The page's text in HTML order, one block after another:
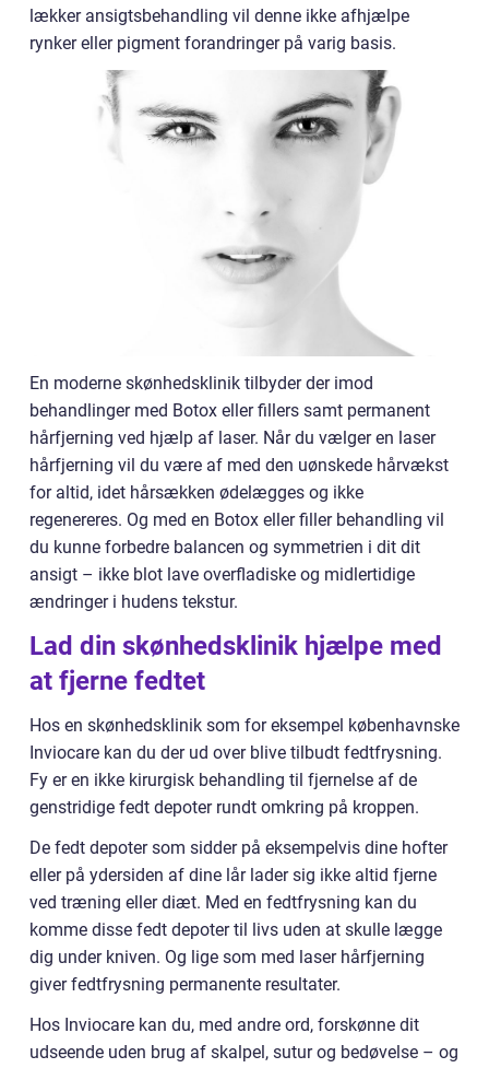
lækker ansigtsbehandling vil denne ikke afhjælpe
rynker eller pigment forandringer på varig basis.
En moderne skønhedsklinik tilbyder der imod
behandlinger med Botox eller fillers samt permanent
hårfjerning ved hjælp af laser. Når du vælger en laser
hårfjerning vil du være af med den uønskede hårvækst
for altid, idet hårsækken ødelægges og ikke
regenereres. Og med en Botox eller filler behandling vil
du kunne forbedre balancen og symmetrien i dit dit
ansigt – ikke blot lave overfladiske og midlertidige
ændringer i hudens tekstur.
Lad din skønhedsklinik hjælpe med
at fjerne fedtet
Hos en skønhedsklinik som for eksempel københavnske
Inviocare kan du der ud over blive tilbudt fedtfrysning.
Fy er en ikke kirurgisk behandling til fjernelse af de
genstridige fedt depoter rundt omkring på kroppen.
De fedt depoter som sidder på eksempelvis dine hofter
eller på ydersiden af dine lår lader sig ikke altid fjerne
ved træning eller diæt. Med en fedtfrysning kan du
komme disse fedt depoter til livs uden at skulle lægge
dig under kniven. Og lige som med laser hårfjerning
giver fedtfrysning permanente resultater.
Hos Inviocare kan du, med andre ord, forskønne dit
udseende uden brug af skalpel, sutur og bedøvelse – og